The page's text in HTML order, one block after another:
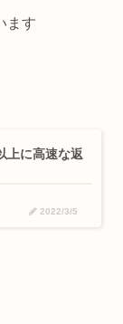
ます
に高速な返
2022/3/5